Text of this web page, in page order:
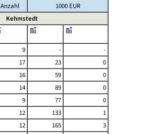
Anzahl
1000 EUR
Kehmstedt
9 -
-
17 23
0
16 59
0
14 89
0
9 77
0
12 133
1
12 165
3